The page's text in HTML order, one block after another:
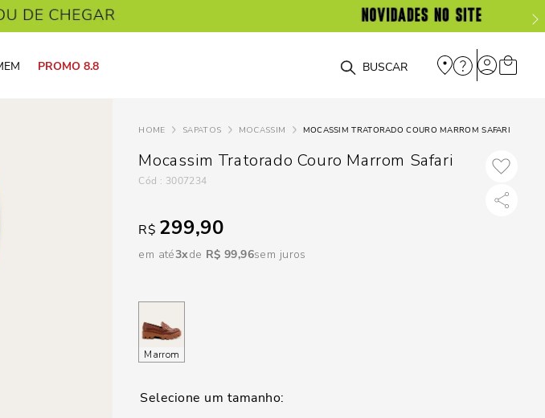
PROMO 8.8 O que você está procurando?
SAPATOS MOCASSIM MOCASSIM TRATORADO COURO MARROM SAFARI
Mocassim Tratorado Couro Marrom Safari
: 3007234
R$ 299,90
em até3 R$ 99,96sem juros
Marrom